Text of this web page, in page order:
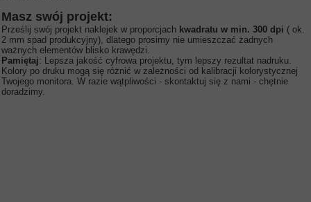
Masz swój projekt:
Prześlij swój projekt naklejek w proporcjach kwadratu w min. 300 dpi ( ok.
2 mm spad produkcyjny), dlatego prosimy nie umieszczać żadnych
ważnych elementów blisko krawędzi.
Pamiętaj: Lepsza jakość cyfrowa projektu, tym lepszy rezultat nadruku.
Kolory po druku mogą się różnić w zależności od kalibracji kolorystycznej
Twojego monitora. W razie wątpliwości - skontaktuj się z nami - chętnie
doradzimy.